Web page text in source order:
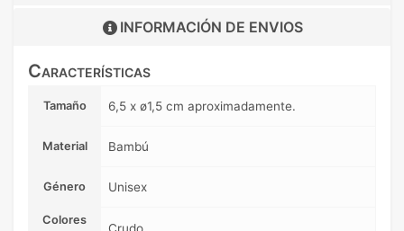
INFORMACIÓN DE ENVIOS
Características
Tamaño 6,5 x ø1,5 cm aproximadamente.
Material Bambú
Género Unisex
Colores